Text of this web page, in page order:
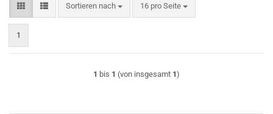
Sortieren nach
Sortieren nach 16 pro Seite
pro Seite
1
1 bis 1 (von insgesamt 1)